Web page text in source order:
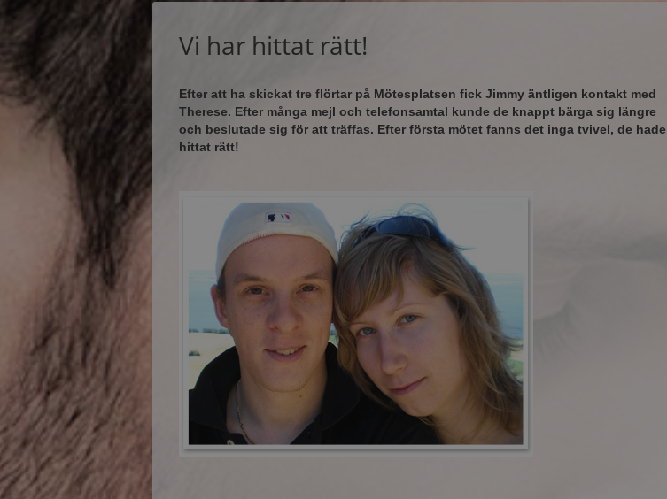
Vi har hittat rätt!
Efter att ha skickat tre flörtar på Mötesplatsen fick Jimmy äntligen kontakt med
Therese. Efter många mejl och telefonsamtal kunde de knappt bärga sig längre
och beslutade sig för att träffas. Efter första mötet fanns det inga tvivel, de hade
hittat rätt!